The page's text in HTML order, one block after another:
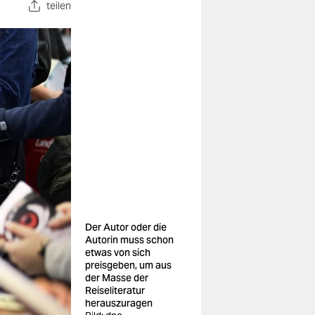
teilen
Der Autor oder die
Autorin muss schon
etwas von sich
preisgeben, um aus
der Masse der
Reiseliteratur
herauszuragen